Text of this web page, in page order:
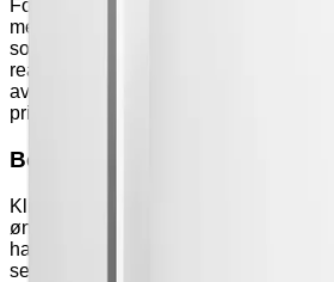
For økt hygiene er håndtak og
med Nanoksi Fotonit – et lysaktivert,
som nøytraliserer virus og patogener
reaktiveres av lys og har en virketid
av bruk. Interiøret kan også behandles
pristillegg, for en helhetlig hygienisk
Benytt handlekurven
Klikk på "Varianter" og "Tilleggsutstyr"
ønskede produkter i handlekurven.
handlekurv-ikonet øverst på siden for
sende forespørsel om pristilbud eller